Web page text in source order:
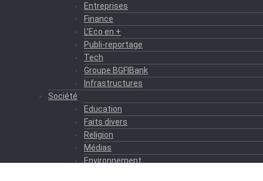
Entreprises
Finance
L’Eco en +
Publi-reportage
Tech
Groupe BGFIBank
Infrastructures
Société
Education
Faits divers
Religion
Médias
Environnement